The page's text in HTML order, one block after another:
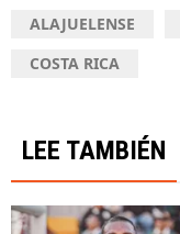
ALAJUELENSE
COSTA RICA
LEE TAMBIÉN